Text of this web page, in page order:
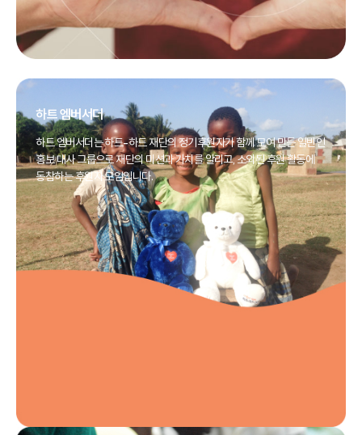
하트 엠버서더
하트 엠버서더는 하트-하트 재단의 정기후원자가 함께 모여 만든 일반인
홍보 대사 그룹으로 재단의 미션과 가치를 알리고, 소외된 후원 활동에
동참하는 후원자 모임입니다.